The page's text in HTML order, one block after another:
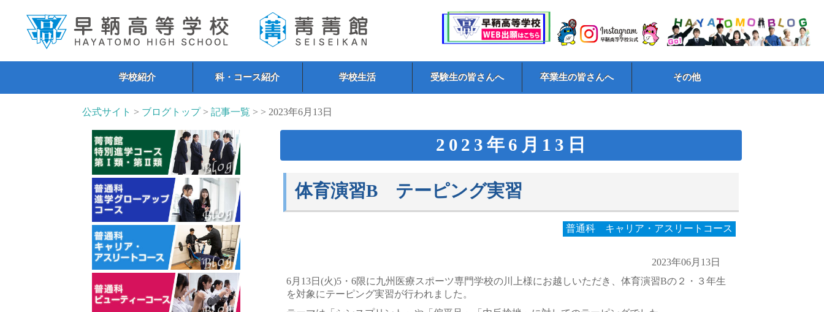
学校紹介 科・コース紹介 学校生活 受験生の皆さんへ 卒業生の皆さんへ その他
公式サイト > ブログトップ>記事一覧 > > 2023年6月13日
2023年6月13日
体育演習B テーピング実習
普通科 キャリア・アスリートコース
2023年06月13日
6月13日(火)5・6限に九州医療スポーツ専門学校の川上様にお越しいただき、体育演習Bの２・３年生
を対象にテーピング実習が行われました。